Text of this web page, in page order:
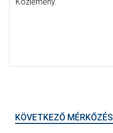
KÖVETKEZŐ MÉRKŐZÉS